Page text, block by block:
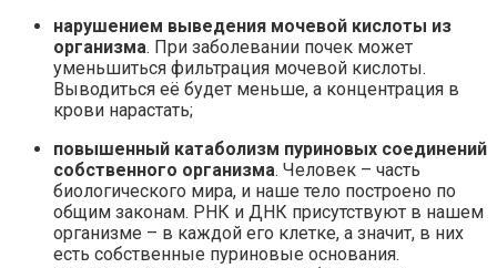
нарушением выведения мочевой кислоты из
организма. При заболевании почек может
уменьшиться фильтрация мочевой кислоты.
Выводиться её будет меньше, а концентрация в
крови нарастать;
повышенный катаболизм пуриновых соединений
собственного организма. Человек – часть
биологического мира, и наше тело построено по
общим законам. РНК и ДНК присутствуют в нашем
организме – в каждой его клетке, а значит, в них
есть собственные пуриновые основания.